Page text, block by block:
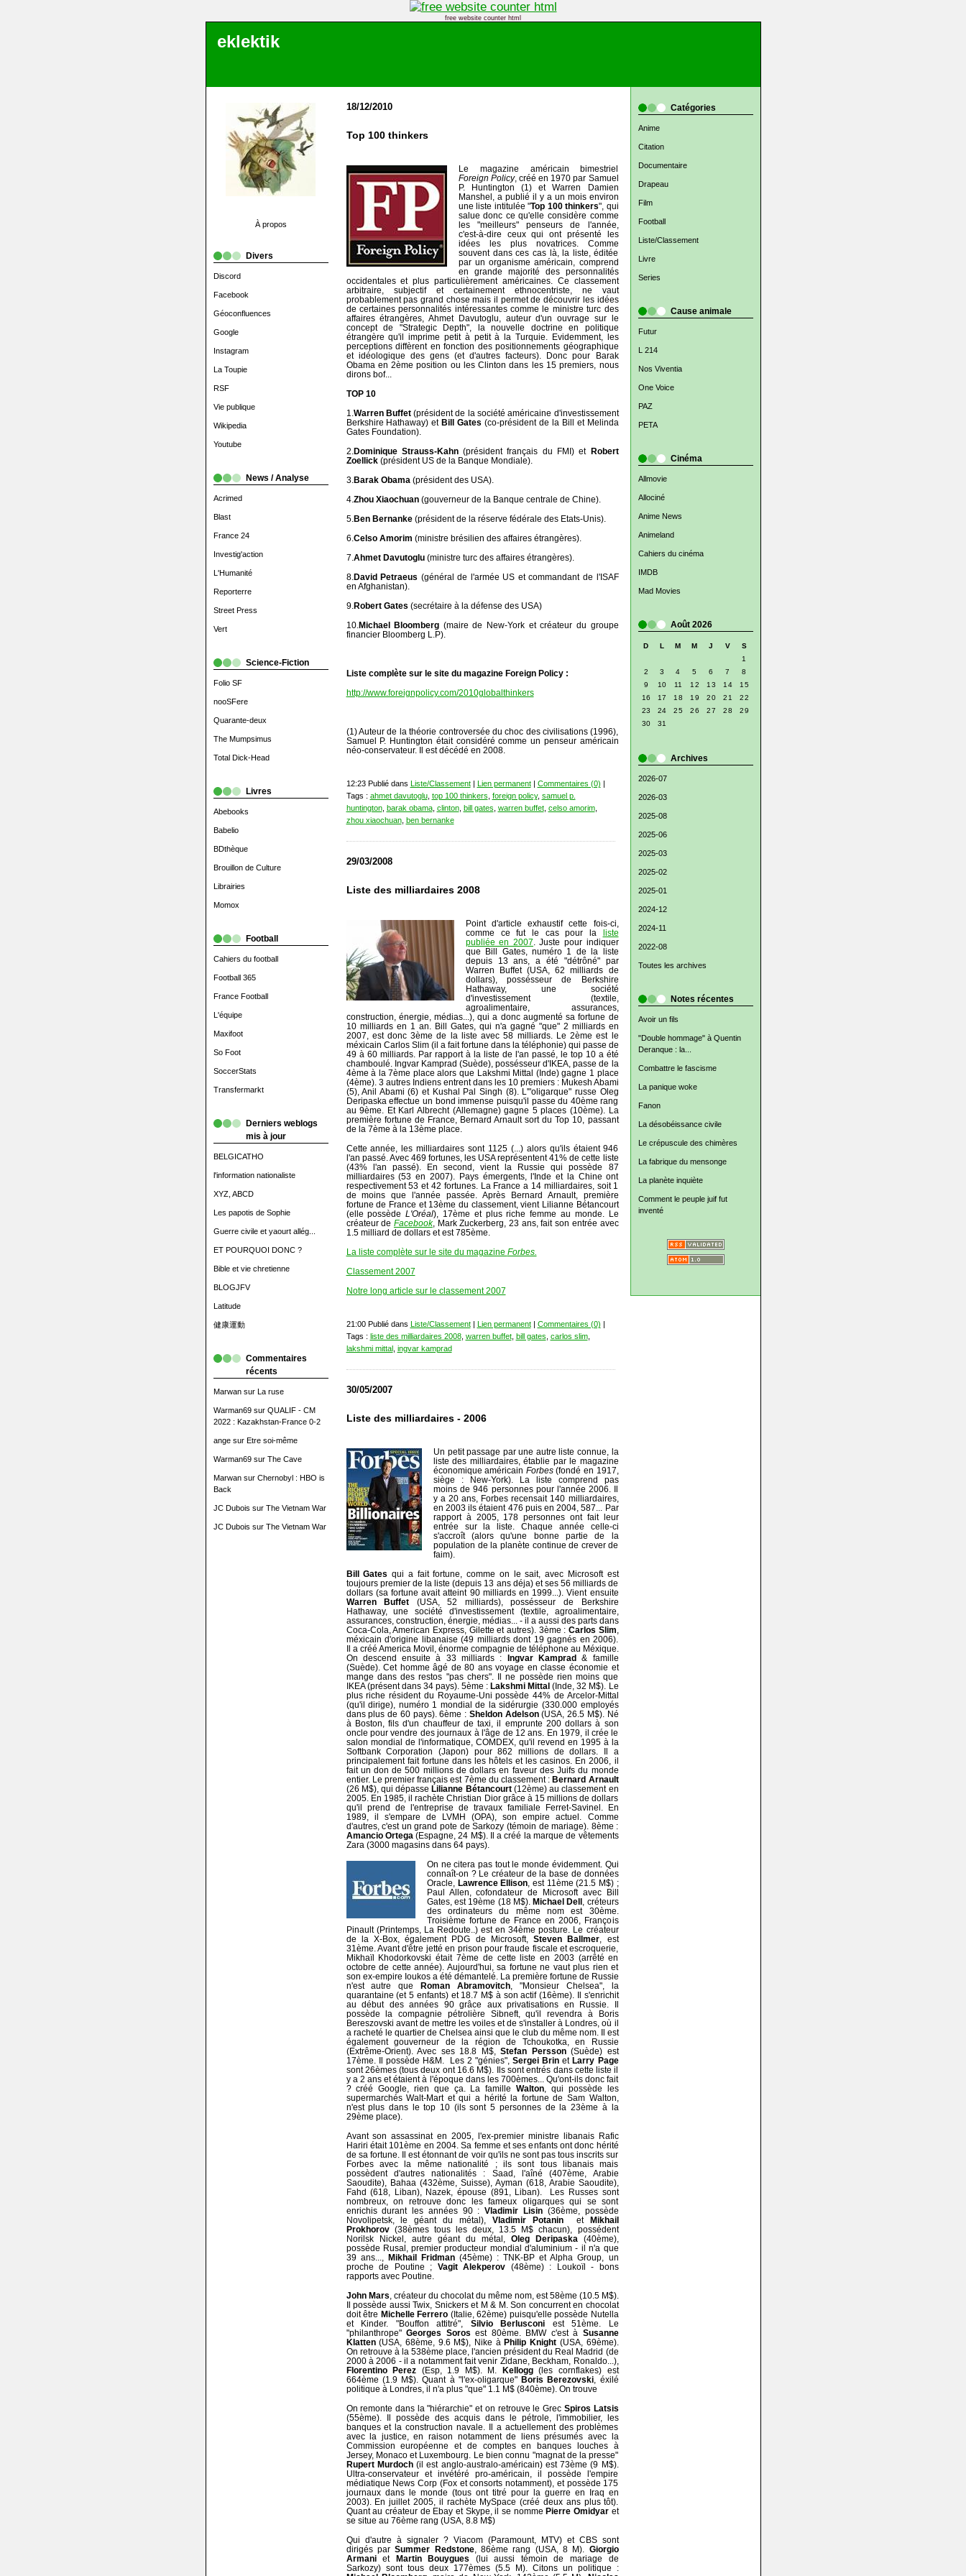
free website counter html
eklektik
À propos
Divers
Discord
Facebook
Géoconfluences
Google
Instagram
La Toupie
RSF
Vie publique
Wikipedia
Youtube
News / Analyse
Acrimed
Blast
France 24
Investig'action
L'Humanité
Reporterre
Street Press
Vert
Science-Fiction
Folio SF
nooSFere
Quarante-deux
The Mumpsimus
Total Dick-Head
Livres
Abebooks
Babelio
BDthèque
Brouillon de Culture
Librairies
Momox
Football
Cahiers du football
Football 365
France Football
L'équipe
Maxifoot
So Foot
SoccerStats
Transfermarkt
Derniers weblogs
mis à jour
BELGICATHO
l'information nationaliste
XYZ, ABCD
Les papotis de Sophie
Guerre civile et yaourt allég...
ET POURQUOI DONC ?
Bible et vie chretienne
BLOGJFV
Latitude
健康運動
Commentaires
récents
Marwansur La ruse
Warman69sur QUALIF - CM
2022 : Kazakhstan-France 0-2
angesur Etre soi-même
Warman69sur The Cave
Marwansur Chernobyl : HBO is
Back
JC Dubois sur The Vietnam War
JC Dubois sur The Vietnam War
Catégories
Anime
Citation
Documentaire
Drapeau
Film
Football
Liste/Classement
Livre
Series
Cause animale
Futur
L 214
Nos Viventia
One Voice
PAZ
PETA
Cinéma
Allmovie
Allociné
Anime News
Animeland
Cahiers du cinéma
IMDB
Mad Movies
Août 2026
D L M M J V
S
1
2
3 4 5 6 7
8
9
10 11 12 13 14
15
16
17 18 19 20 21
22
23
24 25 26 27 28
29
30
31
Archives
2026-07
2026-03
2025-08
2025-06
2025-03
2025-02
2025-01
2024-12
2024-11
2022-08
Toutes les archives
Notes récentes
Avoir un fils
"Double hommage" à Quentin
Deranque : la...
Combattre le fascisme
La panique woke
Fanon
La désobéissance civile
Le crépuscule des chimères
La fabrique du mensonge
La planète inquiète
Comment le peuple juif fut
inventé
18/12/2010
Top 100 thinkers
Le magazine américain bimestriel
Foreign Policy, créé en 1970 par Samuel
P. Huntington (1) et Warren Damien
Manshel, a publié il y a un mois environ
une liste intitulée "Top 100 thinkers", qui
salue donc ce qu'elle considère comme
les "meilleurs" penseurs de l'année,
c'est-à-dire ceux qui ont présenté les
idées les plus novatrices. Comme
souvent dans ces cas là, la liste, éditée
par un organisme américain, comprend
en grande majorité des personnalités
occidentales et plus particulièrement américaines. Ce classement
arbitraire, subjectif et certainement ethnocentriste, ne vaut
probablement pas grand chose mais il permet de découvrir les idées
de certaines personnalités intéressantes comme le ministre turc des
affaires étrangères, Ahmet Davutoglu, auteur d'un ouvrage sur le
concept de "Strategic Depth", la nouvelle doctrine en politique
étrangère qu'il imprime petit à petit à la Turquie. Evidemment, les
perceptions diffèrent en fonction des positionnements géographique
et idéologique des gens (et d'autres facteurs). Donc pour Barak
Obama en 2ème position ou les Clinton dans les 15 premiers, nous
dirons bof...
TOP 10
1. Warren Buffet(président de la société américaine d'investissement
Berkshire Hathaway) etBill Gates (co-président de la Bill et Melinda
Gates Foundation).
2. Dominique Strauss-Kahn(président français du FMI) et Robert
Zoellick(président US de la Banque Mondiale).
3. Barak Obama (président des USA).
4. Zhou Xiaochuan(gouverneur de la Banque centrale de Chine).
5. Ben Bernanke(président de la réserve fédérale des Etats-Unis).
6. Celso Amorim (ministre brésilien des affaires étrangères).
7. Ahmet Davutoglu(ministre turc des affaires étrangères).
8. David Petraeus (général de l'armée US et commandant de l'ISAF
en Afghanistan).
9. Robert Gates (secrétaire à la défense des USA)
10. Michael Bloomberg (maire de New-York et créateur du groupe
financier Bloomberg L.P).
Liste complète sur le site du magazine Foreign Policy :
http://www.foreignpolicy.com/2010globalthinkers
(1) Auteur de la théorie controversée du choc des civilisations (1996),
Samuel P. Huntington était considéré comme un penseur américain
néo-conservateur. Il est décédé en 2008.
12:23 Publié dans Liste/Classement| Lien permanent| Commentaires (0) |
Tags : ahmet davutoglu, top 100 thinkers foreign policy, samuel p.
huntington, barak obama, clinton, bill gates warren buffet, celso amorim,
zhou xiaochuan, ben bernanke
29/03/2008
Liste des milliardaires 2008
Point d'article exhaustif cette fois-ci,
comme ce fut le cas pour la liste
publiée en 2007 . Juste pour indiquer
que Bill Gates, numéro 1 de la liste
depuis 13 ans, a été "détrôné" par
Warren Buffet (USA, 62 milliards de
dollars), possésseur de Berkshire
Hathaway, une société
d'investissement (textile,
agroalimentaire, assurances,
construction, énergie, médias...), qui a donc augmenté sa fortune de
10 milliards en 1 an. Bill Gates, qui n'a gagné "que" 2 milliards en
2007, est donc 3ème de la liste avec 58 milliards. Le 2ème est le
méxicain Carlos Slim (il a fait fortune dans la téléphonie) qui passe de
49 à 60 milliards. Par rapport à la liste de l'an passé, le top 10 a été
chamboulé. Ingvar Kamprad (Suède), possésseur d'IKEA, passe de la
4ème à la 7ème place alors que Lakshmi Mittal (Inde) gagne 1 place
(4ème). 3 autres Indiens entrent dans les 10 premiers : Mukesh Abami
(5), Anil Abami (6) et Kushal Pal Singh (8). L'"oligarque" russe Oleg
Deripaska effectue un bond immense puisqu'il passe du 40ème rang
au 9ème. Et Karl Albrecht (Allemagne) gagne 5 places (10ème). La
première fortune de France, Bernard Arnault sort du Top 10, passant
de la 7ème à la 13ème place.
Cette année, les milliardaires sont 1125 (...) alors qu'ils étaient 946
l'an passé. Avec 469 fortunes, les USA représentent 41% de cette liste
(43% l'an passé). En second, vient la Russie qui possède 87
milliardaires (53 en 2007). Pays émergents, l'Inde et la Chine ont
respectivement 53 et 42 fortunes. La France a 14 milliardaires, soit 1
de moins que l'année passée. Après Bernard Arnault, première
fortune de France et 13ème du classement, vient Lilianne Bétancourt
(elle possèdeL'Oréal), 17ème et plus riche femme au monde. Le
créateur de Facebook, Mark Zuckerberg, 23 ans, fait son entrée avec
1.5 milliard de dollars et est 785ème.
La liste complète sur le site du magazine Forbes.
Classement 2007
Notre long article sur le classement 2007
21:00 Publié dans Liste/Classement| Lien permanent| Commentaires (0) |
Tags : liste des milliardaires 2008, warren buffet, bill gates carlos slim,
lakshmi mittal, ingvar kamprad
30/05/2007
Liste des milliardaires - 2006
Un petit passage par une autre liste connue, la
liste des milliardaires, établie par le magazine
économique américain Forbes(fondé en 1917,
siège : New-York). La liste comprend pas
moins de 946 personnes pour l'année 2006. Il
y a 20 ans, Forbes recensait 140 milliardaires,
en 2003 ils étaient 476 puis en 2004, 587... Par
rapport à 2005, 178 personnes ont fait leur
entrée sur la liste. Chaque année celle-ci
s'accroît (alors qu'une bonne partie de la
population de la planète continue de crever de
faim).
Bill Gates qui a fait fortune, comme on le sait, avec Microsoft est
toujours premier de la liste (depuis 13 ans déja) et ses 56 milliards de
dollars (sa fortune avait atteint 90 milliards en 1999...). Vient ensuite
Warren Buffet (USA, 52 milliards), possésseur de Berkshire
Hathaway, une société d'investissement (textile, agroalimentaire,
assurances, construction, énergie, médias... - il a aussi des parts dans
Coca-Cola, American Express, Gilette et autres). 3ème : Carlos Slim
méxicain d'origine libanaise (49 milliards dont 19 gagnés en 2006).
Il a créé America Movil, énorme compagnie de téléphone au Méxique.
On descend ensuite à 33 milliards : Ingvar Kamprad& famille
(Suède). Cet homme âgé de 80 ans voyage en classe économie et
mange dans des restos "pas chers". Il ne possède rien moins que
IKEA (présent dans 34 pays). 5ème :Lakshmi Mittal (Inde, 32 M$). Le
plus riche résident du Royaume-Uni possède 44% de Arcelor-Mittal
(qu'il dirige), numéro 1 mondial de la sidérurgie (330.000 employés
dans plus de 60 pays). 6ème : Sheldon Adelson(USA, 26.5 M$). Né
à Boston, fils d'un chauffeur de taxi, il emprunte 200 dollars à son
oncle pour vendre des journaux à l'âge de 12 ans. En 1979, il crée le
salon mondial de l'informatique, COMDEX, qu'il revend en 1995 à la
Softbank Corporation (Japon) pour 862 millions de dollars. Il a
principalement fait fortune dans les hôtels et les casinos. En 2006, il
fait un don de 500 millions de dollars en faveur des Juifs du monde
entier. Le premier français est 7ème du classement :Bernard Arnault
(26 M$), qui dépasseLilianne Bétancourt(12ème) au classement en
2005. En 1985, il rachète Christian Dior grâce à 15 millions de dollars
qu'il prend de l'entreprise de travaux familiale Ferret-Savinel. En
1989, il s'empare de LVMH (OPA), son empire actuel. Comme
d'autres, c'est un grand pote de Sarkozy (témoin de mariage). 8ème :
Amancio Ortega (Espagne, 24 M$). Il a créé la marque de vêtements
Zara (3000 magasins dans 64 pays).
On ne citera pas tout le monde évidemment. Qui
connaît-on ? Le créateur de la base de données
Oracle, Lawrence Ellison , est 11ème (21.5 M$) ;
Paul Allen, cofondateur de Microsoft avec Bill
Gates, est 19ème (18 M$).Michael Dell , créteurs
des ordinateurs du même nom est 30ème.
Troisième fortune de France en 2006, François
Pinault (Printemps, La Redoute..) est en 34ème posture. Le créateur
de la X-Box, également PDG de Microsoft,Steven Ballmer , est
31ème. Avant d'être jetté en prison pour fraude fiscale et escroquerie,
Mikhaïl Khodorkovski était 7ème de cette liste en 2003 (arrêté en
octobre de cette année). Aujourd'hui, sa fortune ne vaut plus rien et
son ex-empire Ioukos a été démantelé. La première fortune de Russie
n'est autre queRoman Abramovitch, "Monsieur Chelsea", la
quarantaine (et 5 enfants) et 18.7 M$ à son actif (16ème). Il s'enrichit
au début des années 90 grâce aux privatisations en Russie. Il
possède la compagnie pétrolière Sibneft, qu'il revendra à Boris
Bereszovski avant de mettre les voiles et de s'installer à Londres, où il
a racheté le quartier de Chelsea ainsi que le club du même nom. Il est
également gouverneur de la région de Tchoukotka, en Russie
(Extrême-Orient). Avec ses 18.8 M$, Stefan Persson(Suède) est
17ème. Il possède H&M. Les 2 "génies",Sergei Brin etLarry Page
sont 26èmes (tous deux ont 16.6 M$). Ils sont entrés dans cette liste il
y a 2 ans et étaient à l'époque dans les 700èmes... Qu'ont-ils donc fait
? créé Google, rien que ça. La familleWalton , qui possède les
supermarchés Walt-Mart et qui a hérité la fortune de Sam Walton,
n'est plus dans le top 10 (ils sont 5 personnes de la 23ème à la
29ème place).
Avant son assassinat en 2005, l'ex-premier ministre libanais Rafic
Hariri était 101ème en 2004. Sa femme et ses enfants ont donc hérité
de sa fortune. Il est étonnant de voir qu'ils ne sont pas tous inscrits sur
Forbes avec la même nationalité ; ils sont tous libanais mais
possèdent d'autres nationalités : Saad, l'aîné (407ème, Arabie
Saoudite), Bahaa (432ème, Suisse), Ayman (618, Arabie Saoudite),
Fahd (618, Liban), Nazek, épouse (891, Liban). Les Russes sont
nombreux, on retrouve donc les fameux oligarques qui se sont
enrichis durant les années 90 :Vladimir Lisin(36ème, possède
Novolipetsk, le géant du métal), Vladimir Potaninet Mikhail
Prokhorov(38èmes tous les deux, 13.5 M$ chacun), possédent
Norilsk Nickel, autre géant du métal, Oleg Deripaska (40ème),
possède Rusal, premier producteur mondial d'aluminium - il n'a que
39 ans..., Mikhail Fridman(45ème) : TNK-BP et Alpha Group, un
proche de Poutine ; Vagit Alekperov (48ème) : Loukoïl - bons
rapports avec Poutine.
John Mars , créateur du chocolat du même nom, est 58ème (10.5 M$).
Il possède aussi Twix, Snickers et M & M. Son concurrent en chocolat
doit être Michelle Ferrero (Italie, 62ème) puisqu'elle possède Nutella
et Kinder. "Bouffon attitré", Silvio Berlusconi est 51ème. Le
"philanthrope" Georges Soros est 80ème. BMW c'est à Susanne
Klatten(USA, 68ème, 9.6 M$), Nike àPhilip Knight (USA, 69ème).
On retrouve à la 538ème place, l'ancien président du Real Madrid (de
2000 à 2006 - il a notamment fait venir Zidane, Beckham, Ronaldo...),
Florentino Perez (Esp, 1.9 M$). M. Kellogg(les cornflakes) est
664ème (1.9 M$). Quant à "l'ex-oligarque" Boris Berezovski , éxilé
politique à Londres, il n'a plus "que" 1.1 M$ (840ème). On trouve
On remonte dans la "hiérarchie" et on retrouve le Grec Spiros Latsis
(55ème). Il possède des acquis dans le pétrole, l'immobilier, les
banques et la construction navale. Il a actuellement des problèmes
avec la justice, en raison notamment de liens présumés avec la
Commission européenne et de comptes en banques louches à
Jersey, Monaco et Luxembourg. Le bien connu "magnat de la presse"
Rupert Murdoch(il est anglo-australo-américain) est 73ème (9 M$).
Ultra-conservateur et invétéré pro-américain, il possède l'empire
médiatique News Corp (Fox et consorts notamment), et possède 175
journaux dans le monde (tous ont titré pour la guerre en Iraq en
2003). En juillet 2005, il rachète MySpace (créé deux ans plus tôt).
Quant au créateur de Ebay et Skype, il se nommePierre Omidyaret
se situe au 76ème rang (USA, 8.8 M$)
Qui d'autre à signaler ? Viacom (Paramount, MTV) et CBS sont
dirigés parSummer Redstone, 86ème rang (USA, 8 M). Giorgio
Armaniet Martin Bouygues (lui aussi témoin de mariage de
Sarkozy) sont tous deux 177èmes (5.5 M). Citons un politique :